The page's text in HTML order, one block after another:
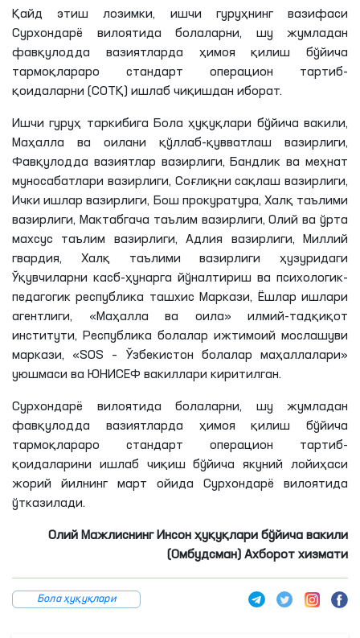
Қайд этиш лозимки, ишчи гуруҳнинг вазифаси
Сурхондарё вилоятида болаларни, шу жумладан
фавқулодда вазиятларда ҳимоя қилиш бўйича
тармоқлараро стандарт операцион тартиб-
қоидаларни (СОТҚ) ишлаб чиқишдан иборат.
Ишчи гуруҳ таркибига Бола ҳуқуқлари бўйича вакили,
Маҳалла ва оилани қўллаб-қувватлаш вазирлиги,
Фавқулодда вазиятлар вазирлиги, Бандлик ва меҳнат
муносабатлари вазирлиги, Соғлиқни сақлаш вазирлиги,
Ички ишлар вазирлиги, Бош прокуратура, Халқ таълими
вазирлиги, Мактабгача таълим вазирлиги, Олий ва ўрта
махсус таълим вазирлиги, Адлия вазирлиги, Миллий
гвардия, Халқ таълими вазирлиги ҳузуридаги
Ўқувчиларни касб-ҳунарга йўналтириш ва психологик-
педагогик республика ташхис Маркази, Ёшлар ишлари
агентлиги, «Маҳалла ва оила» илмий-тадқиқот
институти, Республика болалар ижтимоий мослашуви
маркази, «SOS – Ўзбекистон болалар маҳаллалари»
уюшмаси ва ЮНИCEФ вакиллари киритилган.
Сурхондарё вилоятида болаларни, шу жумладан
фавқулодда вазиятларда ҳимоя қилиш бўйича
тармоқлараро стандарт операцион тартиб-
қоидаларини ишлаб чиқиш бўйича якуний лойиҳаси
жорий йилнинг март ойида Сурхондарё вилоятида
ўтказилади.
Олий Мажлиснинг Инсон ҳуқуқлари бўйича вакили
(Омбудсман) Ахборот хизмати
Бола ҳуқуқлари